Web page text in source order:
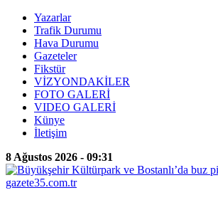
Yazarlar
Trafik Durumu
Hava Durumu
Gazeteler
Fikstür
VİZYONDAKİLER
FOTO GALERİ
VIDEO GALERİ
Künye
İletişim
8 Ağustos 2026 - 09:31